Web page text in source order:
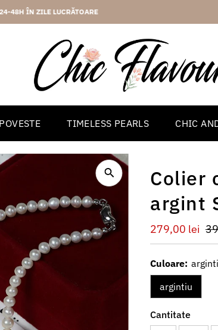
TIMELESS PEARLS CHIC
Colier
argint
Preț
redus
279,00 lei
Culoare:
argintiu
Cantitate